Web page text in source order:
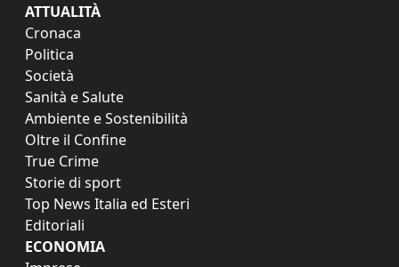
ATTUALITÀ
Cronaca
Politica
Società
Sanità e Salute
Ambiente e Sostenibilità
Oltre il Confine
True Crime
Storie di sport
Top News Italia ed Esteri
Editoriali
ECONOMIA